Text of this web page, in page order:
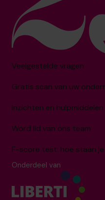
Veelgestelde vragen
Gratis scan van uw
Inzichten en hulpmiddelen
Word lid van ons team
F-score test: hoe staan
Onderdeel van